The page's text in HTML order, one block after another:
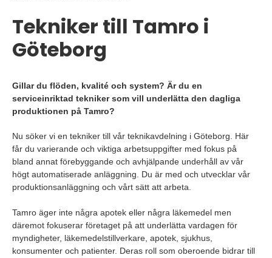
Tekniker till Tamro i
Göteborg
Gillar du flöden, kvalité och system? Är du en
serviceinriktad tekniker som vill underlätta den dagliga
produktionen på Tamro?
Nu söker vi en tekniker till vår teknikavdelning i Göteborg. Här
får du varierande och viktiga arbetsuppgifter med fokus på
bland annat förebyggande och avhjälpande underhåll av vår
högt automatiserade anläggning. Du är med och utvecklar vår
produktionsanläggning och vårt sätt att arbeta.
Tamro äger inte några apotek eller några läkemedel men
däremot fokuserar företaget på att underlätta vardagen för
myndigheter, läkemedelstillverkare, apotek, sjukhus,
konsumenter och patienter. Deras roll som oberoende bidrar till